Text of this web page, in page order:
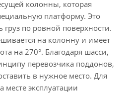
колонны, которая
платформу. Это
груз по ровной поверхности.
на колонну и имеет
на 270°. Благодаря шасси,
перевозчика поддонов,
в нужное место. Для
месте эксплуатации